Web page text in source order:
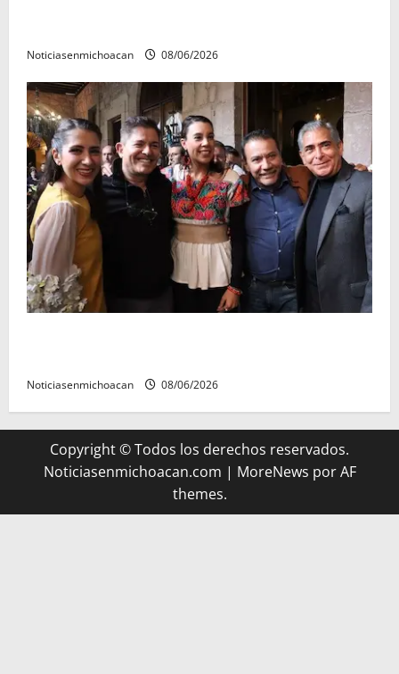
Noticiasenmichoacan 08/06/2026
Noticiasenmichoacan 08/06/2026
Copyright © Todos los derechos reservados.
Noticiasenmichoacan.com | MoreNews por AF
themes.